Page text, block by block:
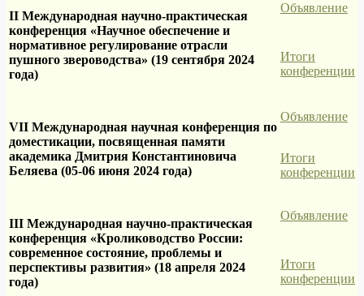
II Международная научно-практическая
конференция «Научное обеспечение и
нормативное регулирование отрасли
пушного звероводства» (19 сентября 2024
года)
Объявление
Итоги
конференции
VII Международная научная конференция по
доместикации, посвященная памяти
академика Дмитрия Константиновича
Беляева (05-06 июня 2024 года)
Объявление
Итоги
конференции
III Международная научно-практическая
конференция «Кролиководство России:
современное состояние, проблемы и
перспективы развития» (18 апреля 2024
года)
Объявление
Итоги
конференции